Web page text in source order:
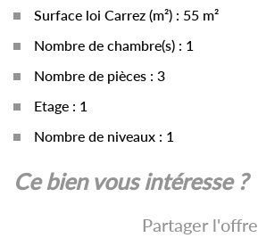
Surface loi Carrez (m²) : 55 m²
Nombre de chambre(s) : 1
Nombre de pièces : 3
Etage : 1
Nombre de niveaux : 1
la ville de valréas (84600)
ce bien vous intéresse ?
Partager l'offre